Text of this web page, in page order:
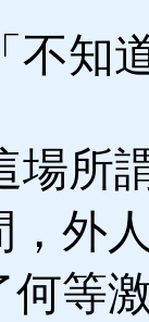
知
所
，外
何等